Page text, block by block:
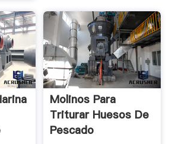
Molinos Para
Triturar Huesos De
Pescado